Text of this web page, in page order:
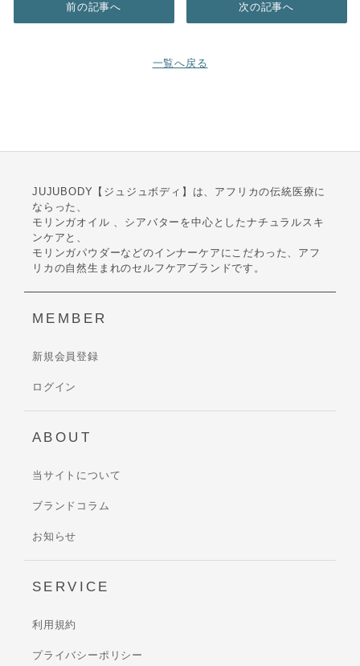
前の記事へ
一覧へ戻る
次の記事へ
JUJUBODY【ジュジュボディ】は、アフリカの伝統医療に
ならった、
モリンガオイル 、シアバターを中心としたナチュラルスキ
ンケアと、
モリンガパウダーなどのインナーケアにこだわった、アフ
リカの自然生まれのセルフケアブランドです。
MEMBER
新規会員登録
ログイン
ABOUT
当サイトについて
ブランドコラム
お知らせ
SERVICE
利用規約
プライバシーポリシー